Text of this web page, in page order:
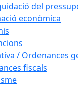
del
econòmica
/ Ordenances
fiscals